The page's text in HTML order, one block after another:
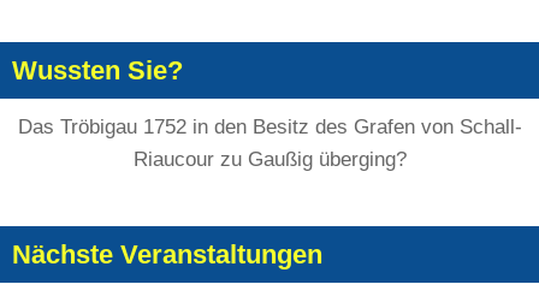
Wussten Sie?
Das Tröbigau 1752 in den Besitz des Grafen von Schall-
Riaucour zu Gaußig überging?
Nächste Veranstaltungen